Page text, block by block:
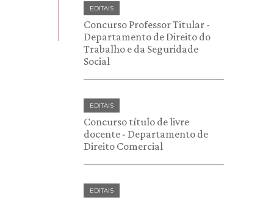
EDITAIS
Concurso Professor Titular -
Departamento de Direito do
Trabalho e da Seguridade
Social
EDITAIS
Concurso título de livre
docente - Departamento de
Direito Comercial
EDITAIS